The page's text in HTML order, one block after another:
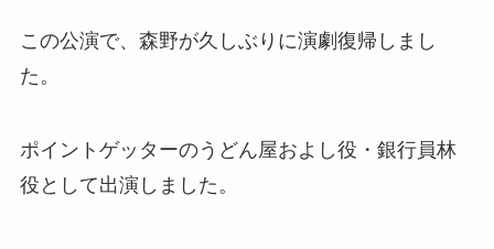
この公演で、森野が久しぶりに演劇復帰しまし
た。
ポイントゲッターのうどん屋およし役・銀行員林
役として出演しました。